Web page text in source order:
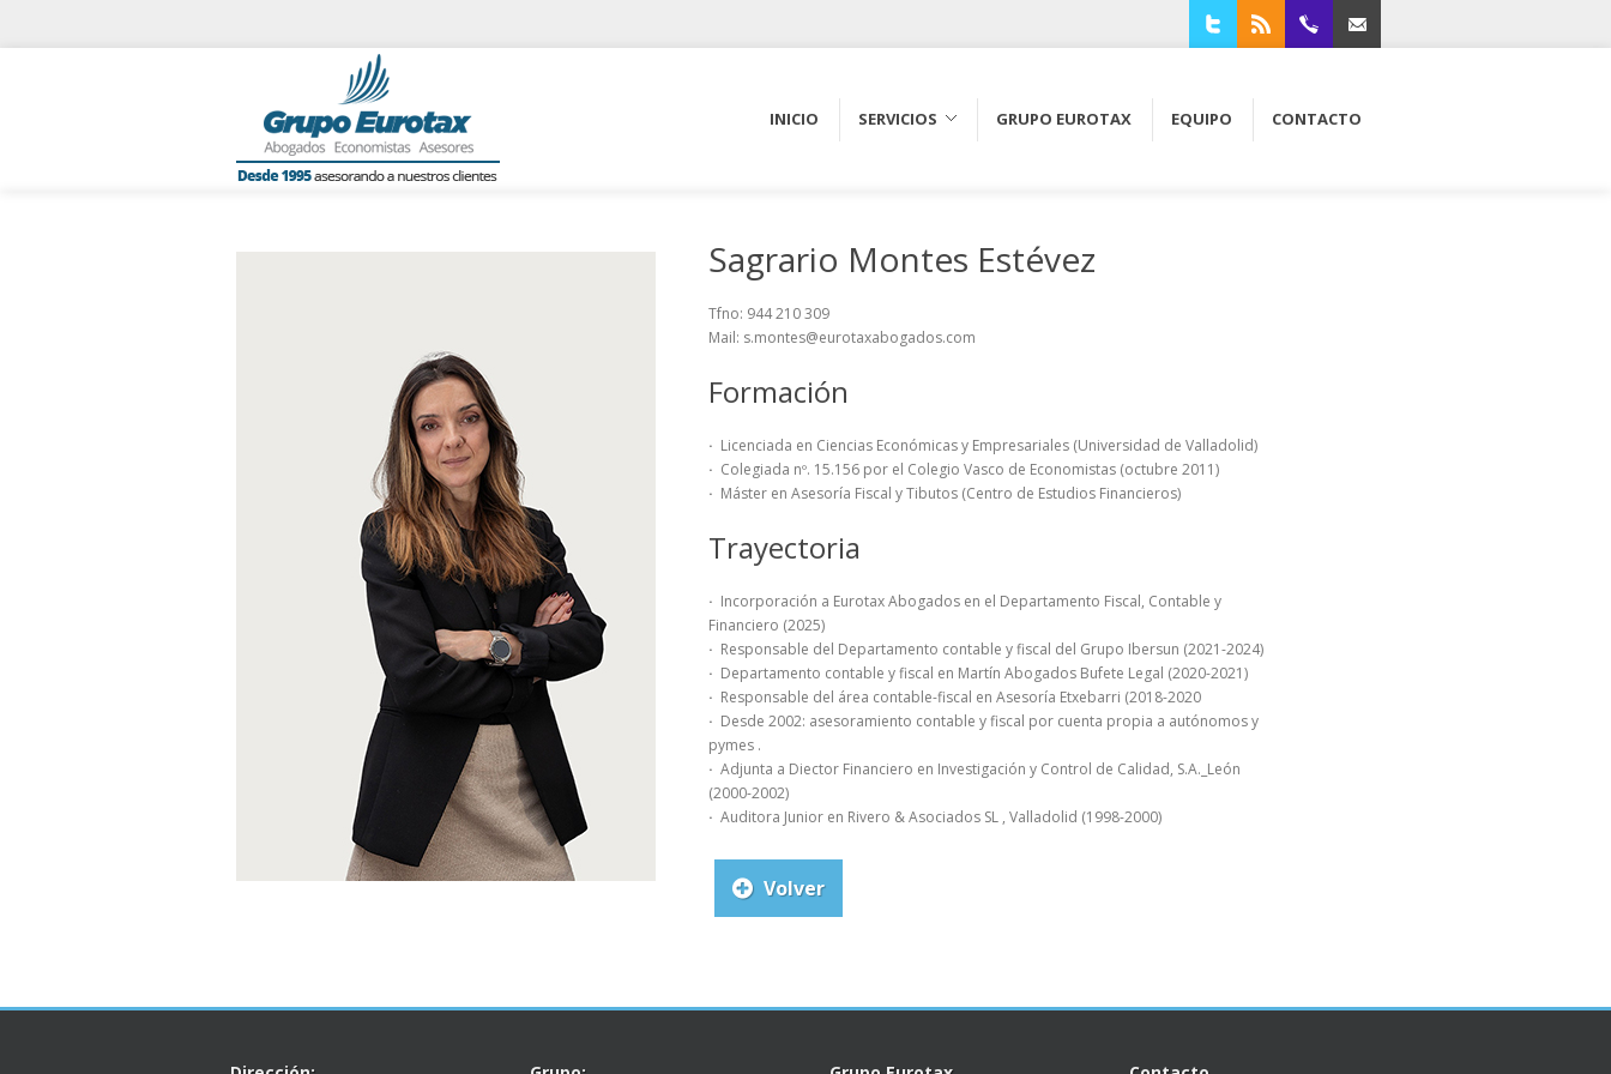
INICIO SERVICIOS GRUPO EUROTAX EQUIPO CONTACTO
Sagrario Montes Estévez
Tfno: 944 210 309
Mail: s.montes@eurotaxabogados.com
Formación
· Licenciada en Ciencias Económicas y Empresariales (Universidad de Valladolid)
· Colegiada nº. 15.156 por el Colegio Vasco de Economistas (octubre 2011)
· Máster en Asesoría Fiscal y Tibutos (Centro de Estudios Financieros)
Trayectoria
· Incorporación a Eurotax Abogados en el Departamento Fiscal, Contable y
Financiero (2025)
· Responsable del Departamento contable y fiscal del Grupo Ibersun (2021-2024)
· Departamento contable y fiscal en Martín Abogados Bufete Legal (2020-2021)
· Responsable del área contable-fiscal en Asesoría Etxebarri (2018-2020
· Desde 2002: asesoramiento contable y fiscal por cuenta propia a autónomos y
pymes .
·Adjunta a Diector Financiero en Investigación y Control de Calidad, S.A._León
(2000-2002)
·Auditora Junior en Rivero & Asociados SL , Valladolid (1998-2000)
Volver